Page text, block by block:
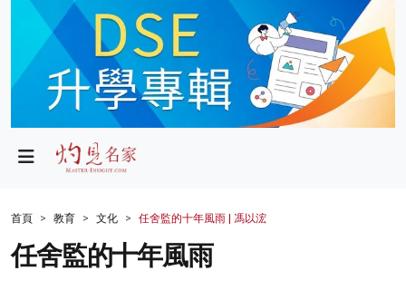
政局
財經
生活
首頁 教育 文化 任舍監的十年風雨 | 馮以浤
任舍監的十年風雨